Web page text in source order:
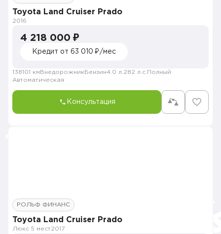
Toyota Land Cruiser Prado
2016
4 218 000 ₽
Кредит от 63 010 ₽/мес
138101 км Внедорожник Бензин4.0 л. 282 л.с. Полный
Автоматическая
Консультация
РОЛЬФ ФИНАНС
Toyota Land Cruiser Prado
Люкс 5 мест2017